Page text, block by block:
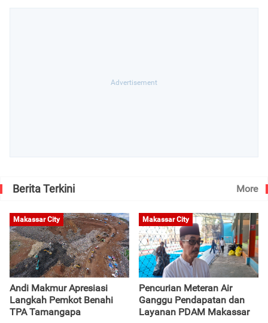
Berita Terkini More
Makassar City
Andi Makmur Apresiasi
Langkah Pemkot Benahi
TPA Tamangapa
Makassar City
Pencurian Meteran Air
Ganggu Pendapatan dan
Layanan PDAM Makassar